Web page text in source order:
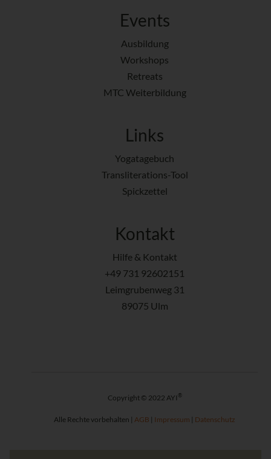
Events
Ausbildung
Workshops
Retreats
MTC Weiterbildung
Links
Yogatagebuch
Transliterations-Tool
Spickzettel
Kontakt
Hilfe & Kontakt
+49 731 92602151
Leimgrubenweg 31
89075 Ulm
Copyright © 2022 AYI ®
Alle Rechte vorbehalten | AGB | Impressum | Datenschutz